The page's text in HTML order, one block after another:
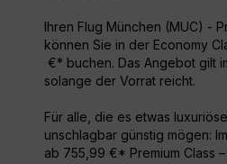
Ihren Flug München (MUC) -
können Sie in der Economy
€* buchen. Das Angebot gilt
solange der Vorrat reicht.
Für alle, die es etwas
unschlagbar günstig mögen:
ab 755,99 €* Premium Class